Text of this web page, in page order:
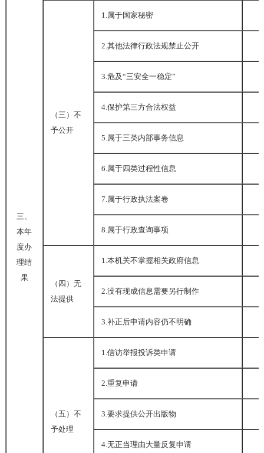
三、
本年
度办
理结
果
（三）不
予公开
1.属于国家秘密
2.其他法律行政法规禁止公开
3.危及“三安全一稳定”
4.保护第三方合法权益
5.属于三类内部事务信息
6.属于四类过程性信息
7.属于行政执法案卷
8.属于行政查询事项
（四）无
法提供
1.本机关不掌握相关政府信息
2.没有现成信息需要另行制作
3.补正后申请内容仍不明确
（五）不
予处理
1.信访举报投诉类申请
2.重复申请
3.要求提供公开出版物
4.无正当理由大量反复申请